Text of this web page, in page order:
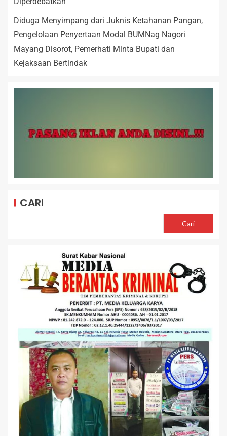
Diduga Menyimpang dari Juknis Ketahanan Pangan,
Pengelolaan Penyertaan Modal BUMNag Nagori
Mayang Disorot, Pemerhati Minta Bupati dan
Kejaksaan Bertindak
CARI
Cari